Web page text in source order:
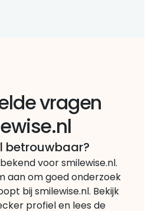
vragen
betrouwbaar?
voor smilewise.nl.
aan om goed onderzoek
bij smilewise.nl. Bekijk
profiel en lees de